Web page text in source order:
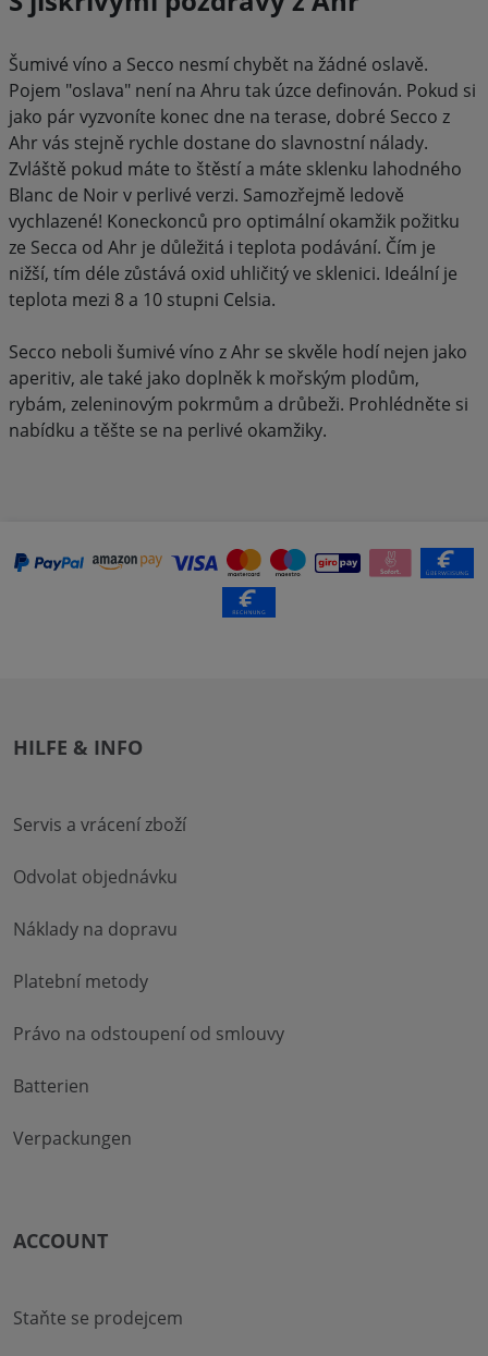
Šumivé víno a Secco nesmí chybět na žádné oslavě.
Pojem "oslava" není na Ahru tak úzce definován. Pokud si
jako pár vyzvoníte konec dne na terase, dobré Secco z
Ahr vás stejně rychle dostane do slavnostní nálady.
Zvláště pokud máte to štěstí a máte sklenku lahodného
Blanc de Noir v perlivé verzi. Samozřejmě ledově
vychlazené! Koneckonců pro optimální okamžik požitku
ze Secca od Ahr je důležitá i teplota podávání. Čím je
nižší, tím déle zůstává oxid uhličitý ve sklenici. Ideální je
teplota mezi 8 a 10 stupni Celsia.
Secco neboli šumivé víno z Ahr se skvěle hodí nejen jako
aperitiv, ale také jako doplněk k mořským plodům,
rybám, zeleninovým pokrmům a drůbeži. Prohlédněte si
nabídku a těšte se na perlivé okamžiky.
HILFE & INFO
Servis a vrácení zboží
Odvolat objednávku
Náklady na dopravu
Platební metody
Právo na odstoupení od smlouvy
Batterien
Verpackungen
ACCOUNT
Staňte se prodejcem